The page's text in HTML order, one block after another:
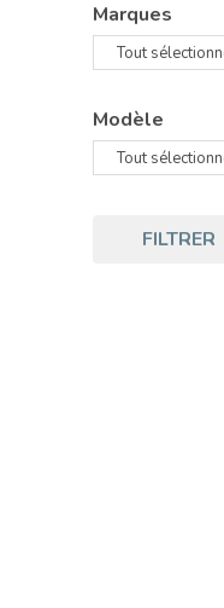
Marques
Modèle
FILTRER